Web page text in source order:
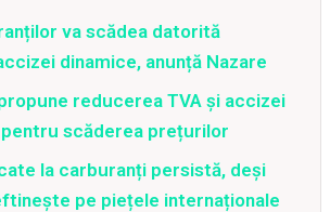
va scădea datorită
dinamice, anunță Nazare
reducerea TVA și accizei
scăderea prețurilor
la carburanți persistă, deși
pe piețele internaționale